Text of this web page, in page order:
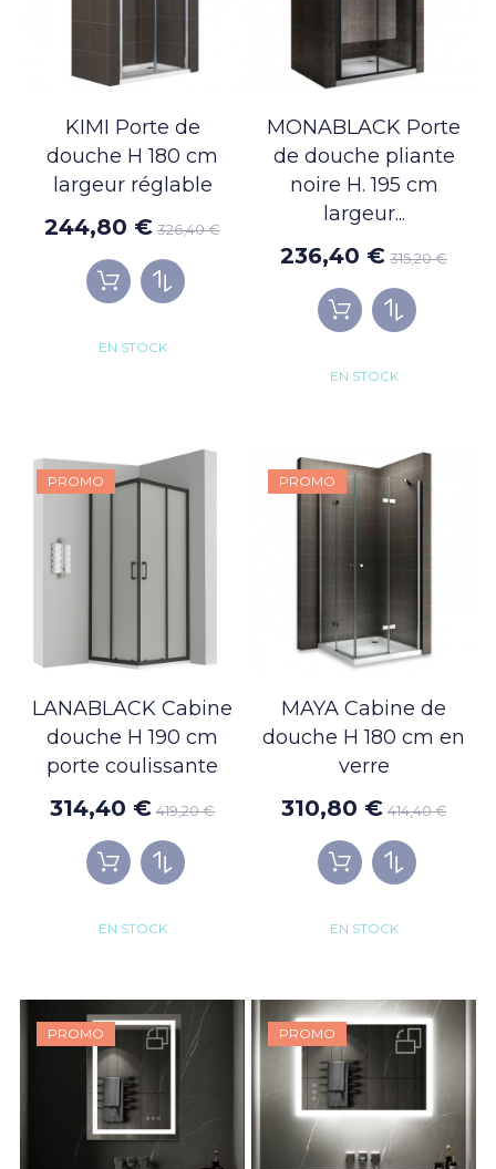
KIMI Porte de
douche H 180 cm
largeur réglable
244,80 € 326,40 €
EN STOCK
MONABLACK Porte
de douche pliante
noire H. 195 cm
largeur...
236,40 € 315,20 €
EN STOCK
PROMO
LANABLACK Cabine
douche H 190 cm
porte coulissante
314,40 € 419,20 €
EN STOCK
PROMO
MAYA Cabine de
douche H 180 cm en
verre
310,80 € 414,40 €
EN STOCK
PROMO PROMO